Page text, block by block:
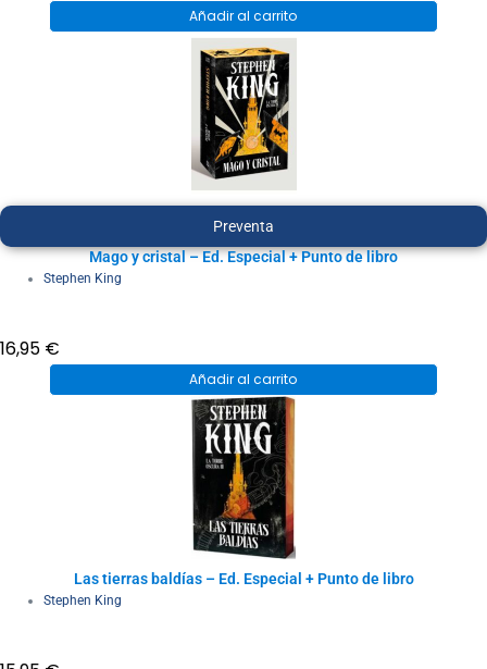
Añadir al carrito
Preventa
Mago y cristal – Ed. Especial + Punto de libro
Stephen King
16,95 €
Añadir al carrito
Las tierras baldías – Ed. Especial + Punto de libro
Stephen King